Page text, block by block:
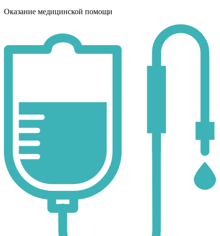
Оказание медицинской помощи